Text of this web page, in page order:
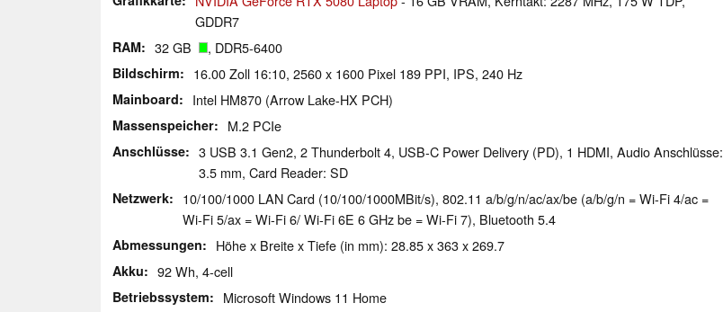
GDDR7
RAM 32 GB , DDR5-6400
Bildschirm 16.00 Zoll 16:10, 2560 x 1600 Pixel 189 PPI, IPS, 240 Hz
Mainboard Intel HM870 (Arrow Lake-HX PCH)
Massenspeicher M.2 PCIe
Anschlüsse
3 USB 3.1 Gen2, 2 Thunderbolt 4, USB-C Power Delivery (PD), 1 HDMI, Audio Anschlüsse:
3.5 mm, Card Reader: SD
Netzwerk
10/100/1000 LAN Card (10/100/1000MBit/s), 802.11 a/​b/​g/​n/​ac/​ax/​be (a/b/g/n = Wi-Fi 4/ac =
Wi-Fi 5/ax = Wi-Fi 6/ Wi-Fi 6E 6 GHz be = Wi-Fi 7), Bluetooth 5.4
Abmessungen Höhe x Breite x Tiefe (in mm): 28.85 x 363 x 269.7
Akku 92 Wh, 4-cell
Betriebssystem Microsoft Windows 11 Home